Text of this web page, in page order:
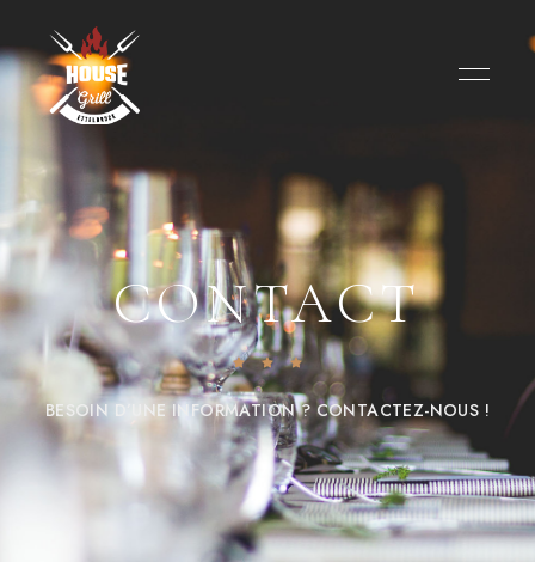
CONTACT
BESOIN D’UNE INFORMATION ? CONTACTEZ-NOUS !